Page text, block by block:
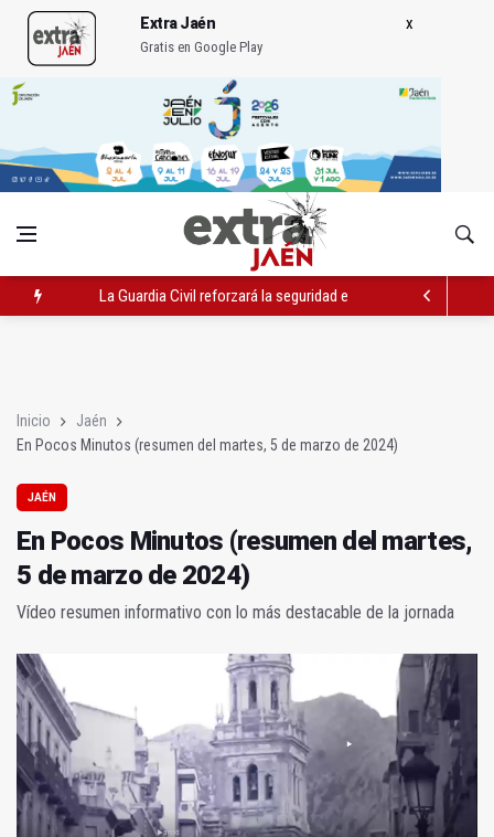
Extra Jaén
Gratis en Google Play
La Guardia Civil reforzará la seguridad el 12 de agosto por el
Inicio
Jaén
En Pocos Minutos (resumen del martes, 5 de marzo de 2024)
JAÉN
En Pocos Minutos (resumen del martes,
5 de marzo de 2024)
Vídeo resumen informativo con lo más destacable de la jornada